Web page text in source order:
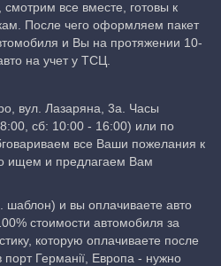
все вместе, готовы к
После чего оформляем пакет
и Вы на протяжении 10-
на учет у ТСЦ.
вул. Лазаряна, 3а. Часы
сб: 10:00 - 16:00) или по
все Ваши пожелания к
ищем и предлагаем Вам
шаблон) и вы оплачиваете авто
стоимости автомобиля за
которую оплачиваете после
Германії, Европа - нужно